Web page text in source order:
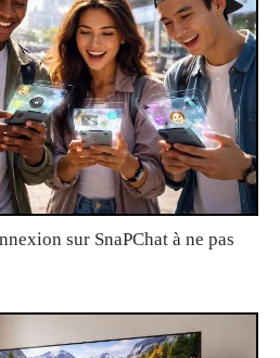
sur SnaPChat à ne pas